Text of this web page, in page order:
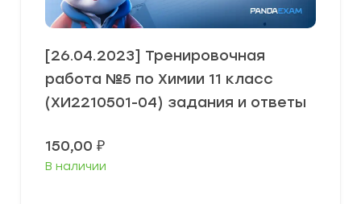
[26.04.2023] Тренировочная
работа №5 по Химии 11 класс
(ХИ2210501-04) задания и ответы
150,00 ₽
В наличии